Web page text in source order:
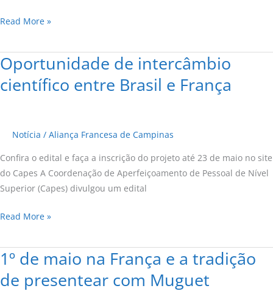
Read More »
Oportunidade de intercâmbio
científico entre Brasil e França
Notícia / Aliança Francesa de Campinas
Confira o edital e faça a inscrição do projeto até 23 de maio no site
do Capes A Coordenação de Aperfeiçoamento de Pessoal de Nível
Superior (Capes) divulgou um edital
Oportunidade
intercâmbio
Brasil
Read More »
1º de maio na França e a tradição
de presentear com Muguet
1º
maio